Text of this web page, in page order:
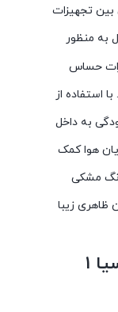
تجهیزات
به منظور
حساس
استفاده از
به داخل
هوا کمک
مشکی
ظاهری زیبا
قیمت بلانک پنل اچ پی آسیا 1